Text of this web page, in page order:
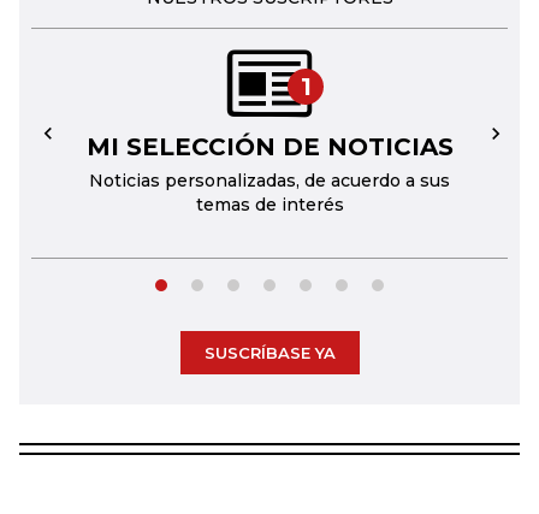
1
MI SELECCIÓN DE NOTICIAS
Noticias personalizadas, de acuerdo a sus
temas de interés
← →
SUSCRÍBASE YA